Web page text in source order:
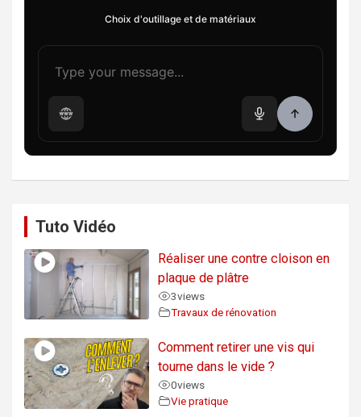
Choix d'outillage et de matériaux
Tuto Vidéo
Réaliser une contre cloison en
plaque de plâtre
3views
Travaux de rénovation
Comment retirer une vis qui
tourne dans le vide ?
0views
Vie pratique